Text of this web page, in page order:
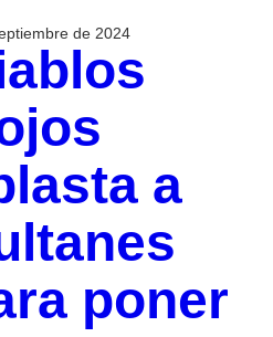
de 2024
a
poner